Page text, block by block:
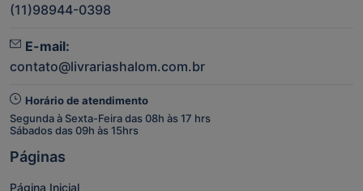
(11)98944-0398
E-mail:
contato@livrariashalom.com.br
Horário de atendimento
Segunda à Sexta-Feira das 08h às 17 hrs
Sábados das 09h às 15hrs
Páginas
Página Inicial